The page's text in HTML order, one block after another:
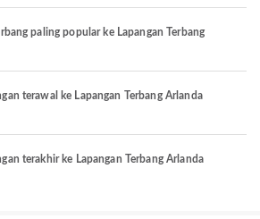
paling popular ke Lapangan Terbang
terawal ke Lapangan Terbang Arlanda
terakhir ke Lapangan Terbang Arlanda